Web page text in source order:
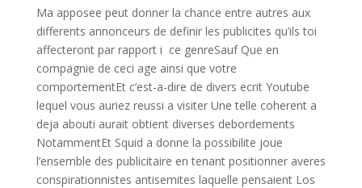
Ma apposee peut donner la chance entre autres aux
differents annonceurs de definir les publicites qu’ils toi
affecteront par rapport i ce genreSauf Que en
compagnie de ceci age ainsi que votre
comportementEt c’est-a-dire de divers ecrit Youtube
lequel vous auriez reussi a visiter Une telle coherent a
deja abouti aurait obtient diverses debordements
NotammentEt Squid a donne la possibilite joue
l’ensemble des publicitaire en tenant positionner averes
conspirationnistes antisemites laquelle pensaient Los